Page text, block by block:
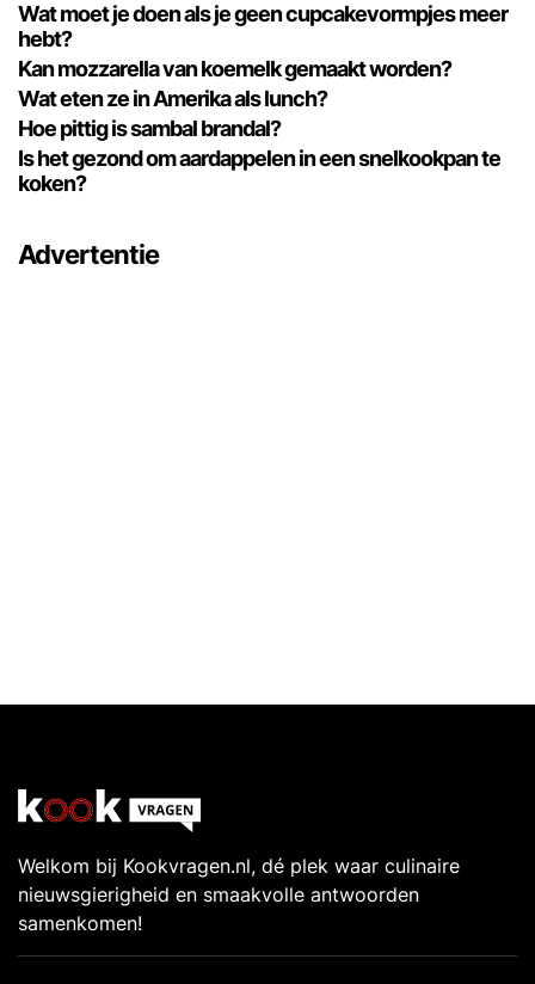
Wat moet je doen als je geen cupcakevormpjes meer
hebt?
Kan mozzarella van koemelk gemaakt worden?
Wat eten ze in Amerika als lunch?
Hoe pittig is sambal brandal?
Is het gezond om aardappelen in een snelkookpan te
koken?
Advertentie
Welkom bij Kookvragen.nl, dé plek waar culinaire
nieuwsgierigheid en smaakvolle antwoorden
samenkomen!